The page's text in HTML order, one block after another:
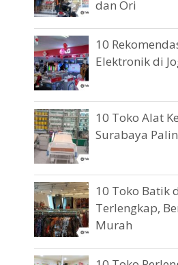
dan Ori
10
Elektronik di
10 Toko Alat
Surabaya
10 Toko Batik
Terlengkap,
Murah